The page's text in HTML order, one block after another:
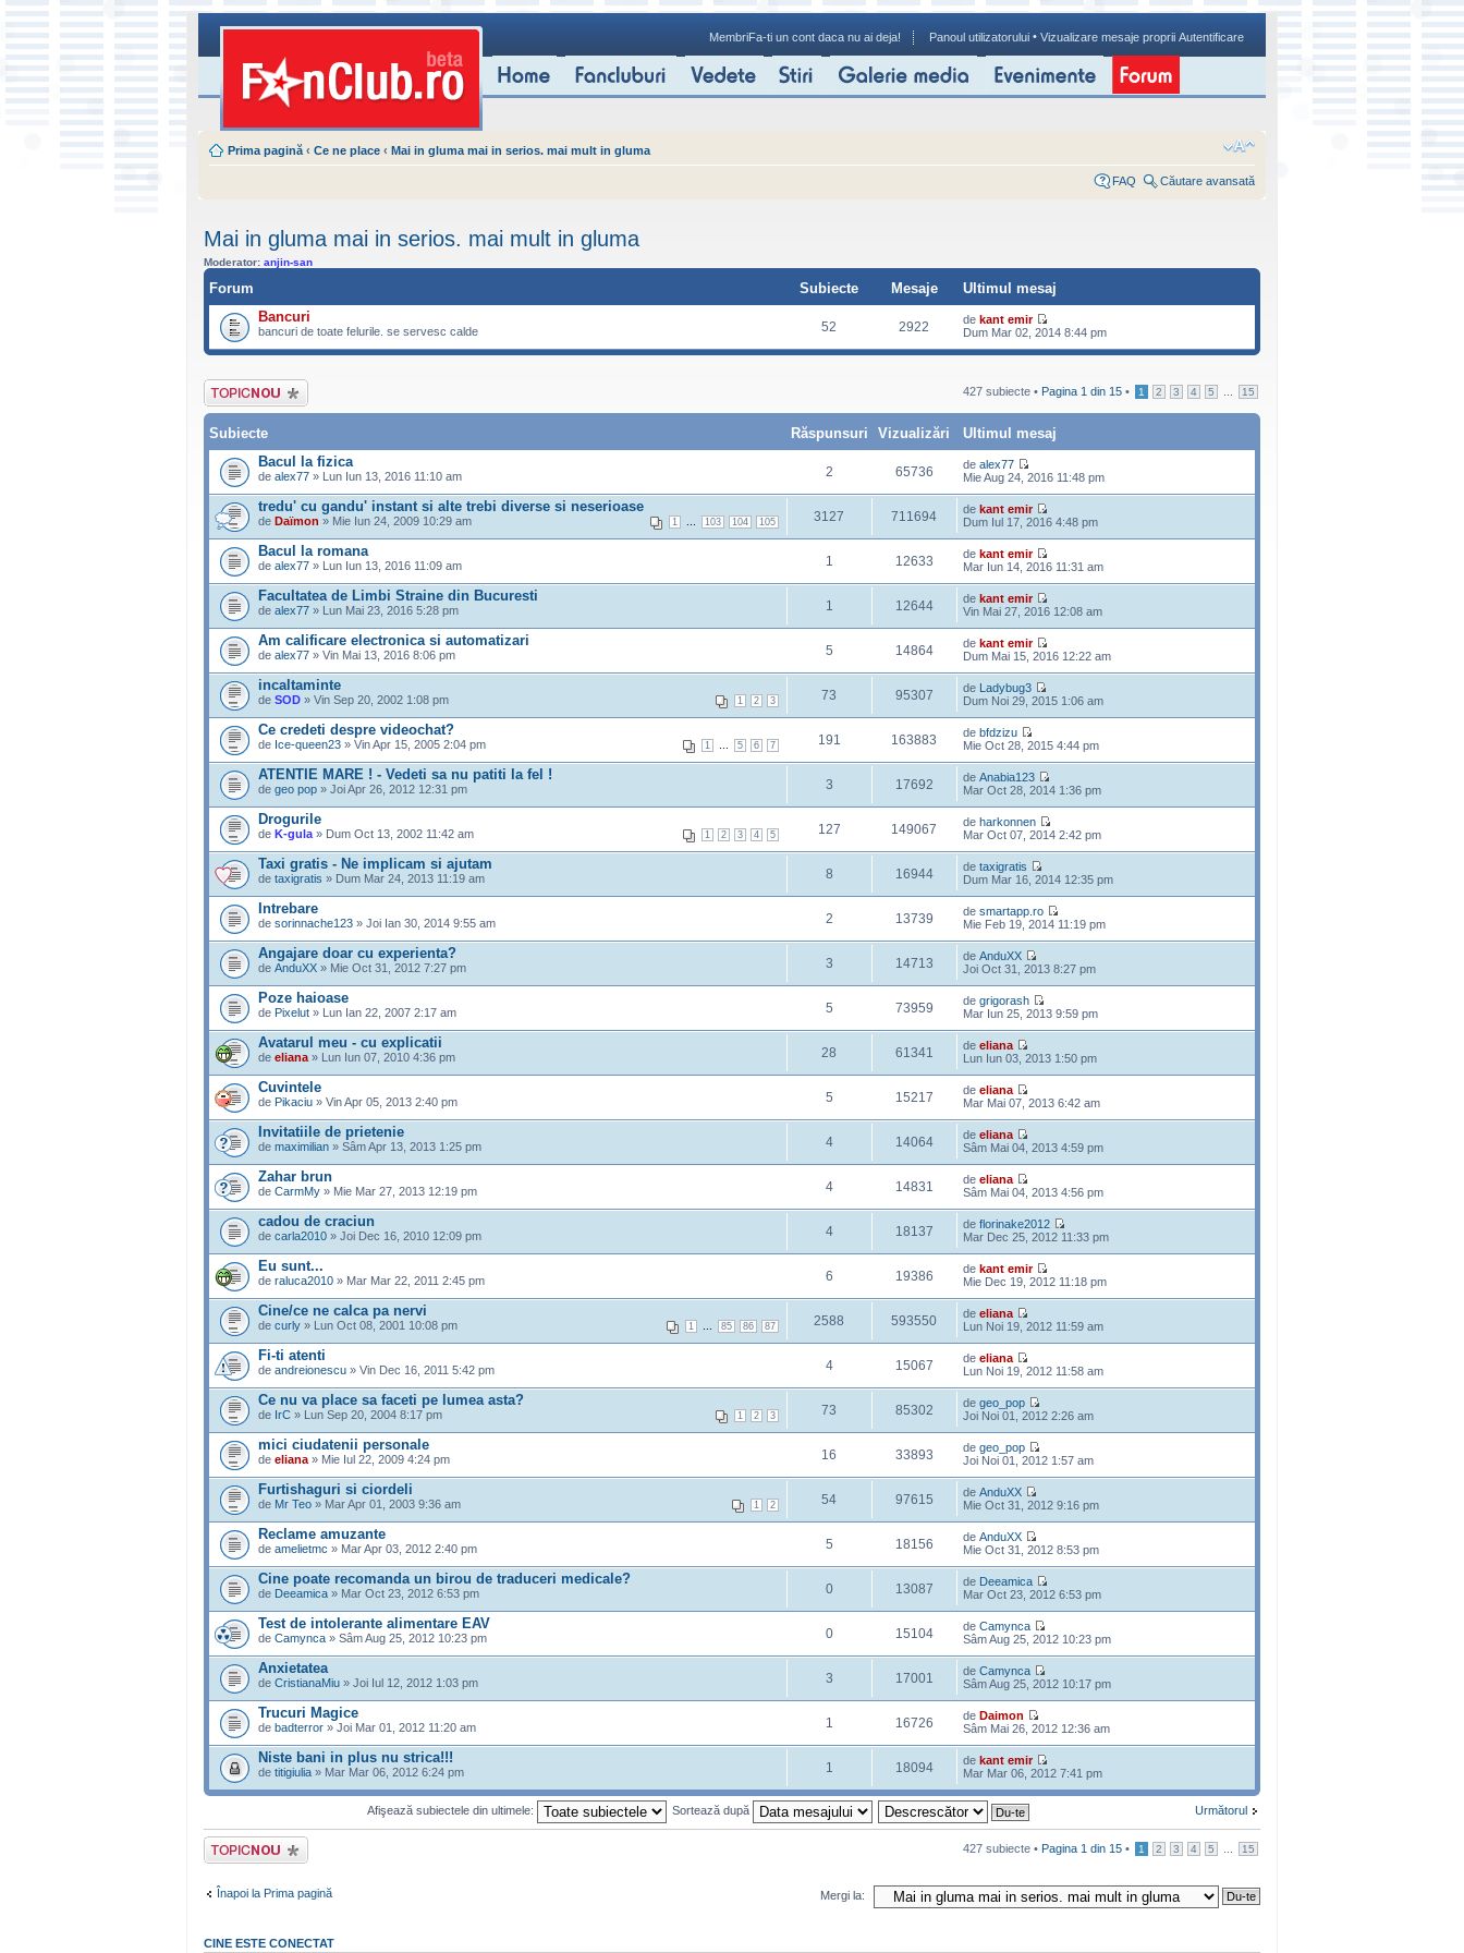
MembriFa-ti un cont daca nu ai deja! Panoul utilizatorului • Vizualizare mesaje proprii Autentificare
Prima pagină ‹ Ce ne place ‹ Mai in gluma mai in serios. mai mult in gluma
FAQ Căutare avansată
Mai in gluma mai in serios. mai mult in gluma
Moderator: anjin-san
Forum Subiecte Mesaje
Ultimul mesaj
Bancuri
bancuri de toate felurile. se servesc calde 52 2922 de kant emir
Dum Mar 02, 2014 8:44 pm
Scrie un subiect
nou
427 subiecte • Pagina 1 din 15 • 1 2 3 4 5 15
Subiecte Răspunsuri Vizualizări
Ultimul mesaj
Bacul la fizica
de alex77 » Lun Iun 13, 2016 11:10 am 2 65736 de alex77
Mie Aug 24, 2016 11:48 pm
tredu' cu gandu' instant si alte trebi diverse si neserioase
1 103 104 105
de Daïmon » Mie Iun 24, 2009 10:29 am 3127 711694 de kant emir
Dum Iul 17, 2016 4:48 pm
Bacul la romana
de alex77 » Lun Iun 13, 2016 11:09 am 1 12633 de kant emir
Mar Iun 14, 2016 11:31 am
Facultatea de Limbi Straine din Bucuresti
de alex77 » Lun Mai 23, 2016 5:28 pm 1 12644 de kant emir
Vin Mai 27, 2016 12:08 am
Am calificare electronica si automatizari
de alex77 » Vin Mai 13, 2016 8:06 pm 5 14864 de kant emir
Dum Mai 15, 2016 12:22 am
incaltaminte
1 2 3
de SOD » Vin Sep 20, 2002 1:08 pm 73 95307 de Ladybug3
Dum Noi 29, 2015 1:06 am
Ce credeti despre videochat?
1 5 6 7
de Ice-queen23 » Vin Apr 15, 2005 2:04 pm 191 163883 de bfdzizu
Mie Oct 28, 2015 4:44 pm
ATENTIE MARE ! - Vedeti sa nu patiti la fel !
de geo pop » Joi Apr 26, 2012 12:31 pm 3 17692 de Anabia123
Mar Oct 28, 2014 1:36 pm
Drogurile
1 2 3 4 5
de K-gula » Dum Oct 13, 2002 11:42 am 127 149067 de harkonnen
Mar Oct 07, 2014 2:42 pm
Taxi gratis - Ne implicam si ajutam
de taxigratis » Dum Mar 24, 2013 11:19 am 8 16944 de taxigratis
Dum Mar 16, 2014 12:35 pm
Intrebare
de sorinnache123 » Joi Ian 30, 2014 9:55 am 2 13739 de smartapp.ro
Mie Feb 19, 2014 11:19 pm
Angajare doar cu experienta?
de AnduXX » Mie Oct 31, 2012 7:27 pm 3 14713 de AnduXX
Joi Oct 31, 2013 8:27 pm
Poze haioase
de Pixelut » Lun Ian 22, 2007 2:17 am 5 73959 de grigorash
Mar Iun 25, 2013 9:59 pm
Avatarul meu - cu explicatii
de eliana » Lun Iun 07, 2010 4:36 pm 28 61341 de eliana
Lun Iun 03, 2013 1:50 pm
Cuvintele
de Pikaciu » Vin Apr 05, 2013 2:40 pm 5 15217 de eliana
Mar Mai 07, 2013 6:42 am
Invitatiile de prietenie
de maximilian » Sâm Apr 13, 2013 1:25 pm 4 14064 de eliana
Sâm Mai 04, 2013 4:59 pm
Zahar brun
de CarmMy » Mie Mar 27, 2013 12:19 pm 4 14831 de eliana
Sâm Mai 04, 2013 4:56 pm
cadou de craciun
de carla2010 » Joi Dec 16, 2010 12:09 pm 4 18137 de florinake2012
Mar Dec 25, 2012 11:33 pm
Eu sunt...
de raluca2010 » Mar Mar 22, 2011 2:45 pm 6 19386 de kant emir
Mie Dec 19, 2012 11:18 pm
Cine/ce ne calca pa nervi
1 85 86 87
de curly » Lun Oct 08, 2001 10:08 pm 2588 593550 de eliana
Lun Noi 19, 2012 11:59 am
Fi-ti atenti
de andreionescu » Vin Dec 16, 2011 5:42 pm 4 15067 de eliana
Lun Noi 19, 2012 11:58 am
Ce nu va place sa faceti pe lumea asta?
1 2 3
de IrC » Lun Sep 20, 2004 8:17 pm 73 85302 de geo_pop
Joi Noi 01, 2012 2:26 am
mici ciudatenii personale
de eliana » Mie Iul 22, 2009 4:24 pm 16 33893 de geo_pop
Joi Noi 01, 2012 1:57 am
Furtishaguri si ciordeli
1 2
de Mr Teo » Mar Apr 01, 2003 9:36 am 54 97615 de AnduXX
Mie Oct 31, 2012 9:16 pm
Reclame amuzante
de amelietmc » Mar Apr 03, 2012 2:40 pm 5 18156 de AnduXX
Mie Oct 31, 2012 8:53 pm
Cine poate recomanda un birou de traduceri medicale?
de Deeamica » Mar Oct 23, 2012 6:53 pm 0 13087 de Deeamica
Mar Oct 23, 2012 6:53 pm
Test de intolerante alimentare EAV
de Camynca » Sâm Aug 25, 2012 10:23 pm 0 15104 de Camynca
Sâm Aug 25, 2012 10:23 pm
Anxietatea
de CristianaMiu » Joi Iul 12, 2012 1:03 pm 3 17001 de Camynca
Sâm Aug 25, 2012 10:17 pm
Trucuri Magice
de badterror » Joi Mar 01, 2012 11:20 am 1 16726 de Daimon
Sâm Mai 26, 2012 12:36 am
Niste bani in plus nu strica!!!
de titigiulia » Mar Mar 06, 2012 6:24 pm 1 18094 de kant emir
Mar Mar 06, 2012 7:41 pm
Următorul
Afişează subiectele din ultimele: Sortează după
Scrie un subiect
nou
427 subiecte • Pagina 1 din 15 • 1 2 3 4 5 15
Înapoi la Prima pagină Mergi la:
CINE ESTE CONECTAT